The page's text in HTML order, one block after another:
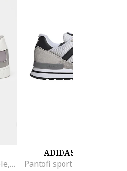
Pantofi sport low-cut de piele, Gri
ADIDAS ORIGINALS